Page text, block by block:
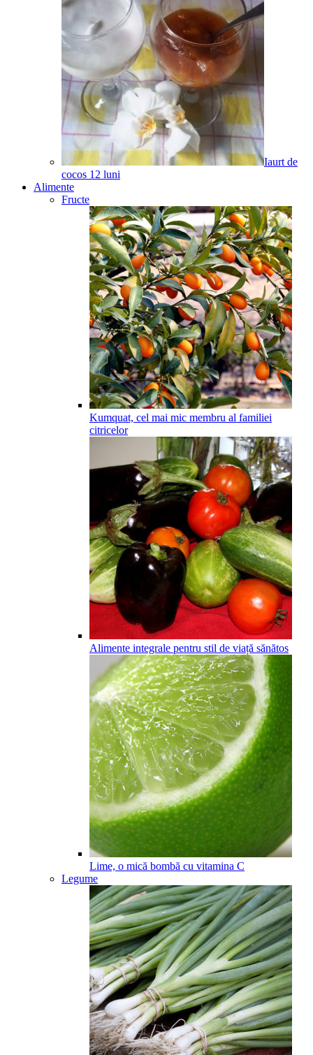
Iaurt de
cocos 12 luni
Alimente
Fructe
Kumquat, cel mai mic membru al familiei
citricelor
Alimente integrale pentru stil de viață sănătos
Lime, o mică bombă cu vitamina C
Legume